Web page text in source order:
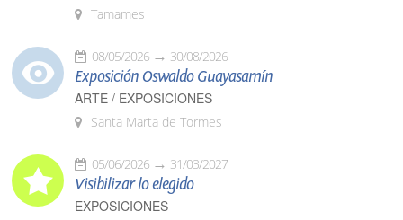
Tamames
08/05/2026 30/08/2026
Exposición Oswaldo Guayasamín
ARTE / EXPOSICIONES
Santa Marta de Tormes
05/06/2026 31/03/2027
Visibilizar lo elegido
EXPOSICIONES